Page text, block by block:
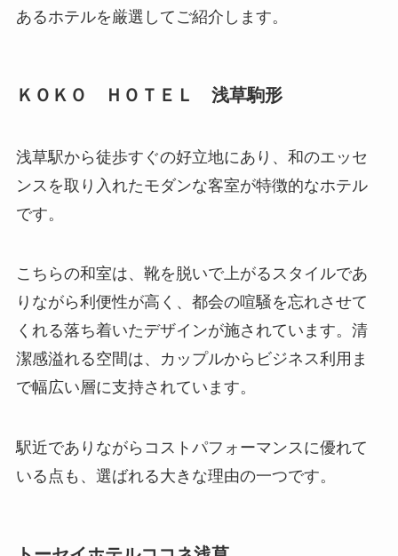
あるホテルを厳選してご紹介します。
ＫＯＫＯ ＨＯＴＥＬ 浅草駒形
浅草駅から徒歩すぐの好立地にあり、和のエッセ
ンスを取り入れたモダンな客室が特徴的なホテル
です。
こちらの和室は、靴を脱いで上がるスタイルであ
りながら利便性が高く、都会の喧騒を忘れさせて
くれる落ち着いたデザインが施されています。清
潔感溢れる空間は、カップルからビジネス利用ま
で幅広い層に支持されています。
駅近でありながらコストパフォーマンスに優れて
いる点も、選ばれる大きな理由の一つです。